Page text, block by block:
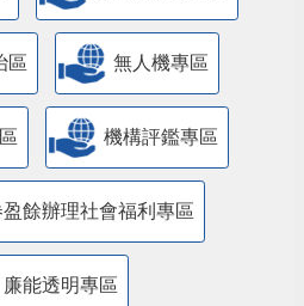
區 無人機專區
機構評鑑專區
餘辦理社會福利專區
廉能透明專區